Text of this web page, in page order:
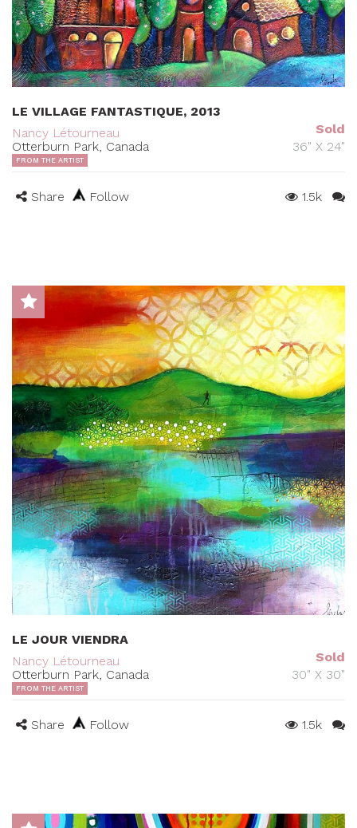
LE VILLAGE FANTASTIQUE, 2013
Nancy Létourneau
Otterburn Park, Canada
Sold
36" X 24"
FROM THE ARTIST
Share Follow 1.5k
LE JOUR VIENDRA
Nancy Létourneau
Otterburn Park, Canada
Sold
30" X 30"
FROM THE ARTIST
Share Follow 1.5k